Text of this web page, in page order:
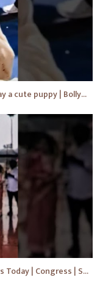
Actress Rupali Ganguly looking beautiful Play a cute puppy | Bollywood | Bollywood News #shorts #yt
भारी बारिश के दौरान भी विपक्ष का प्रदर्शन जारी | News Today | Congress | Samajwadi | #shorts #yt